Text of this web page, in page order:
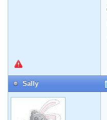
Sally